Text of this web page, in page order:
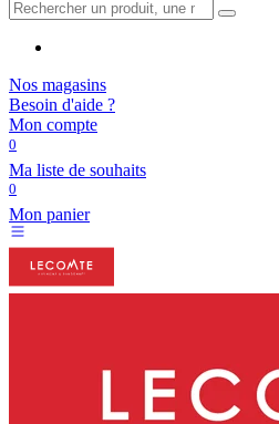
Nos magasins
Besoin d'aide ?
Mon compte
0
Ma liste de souhaits
0
Mon panier